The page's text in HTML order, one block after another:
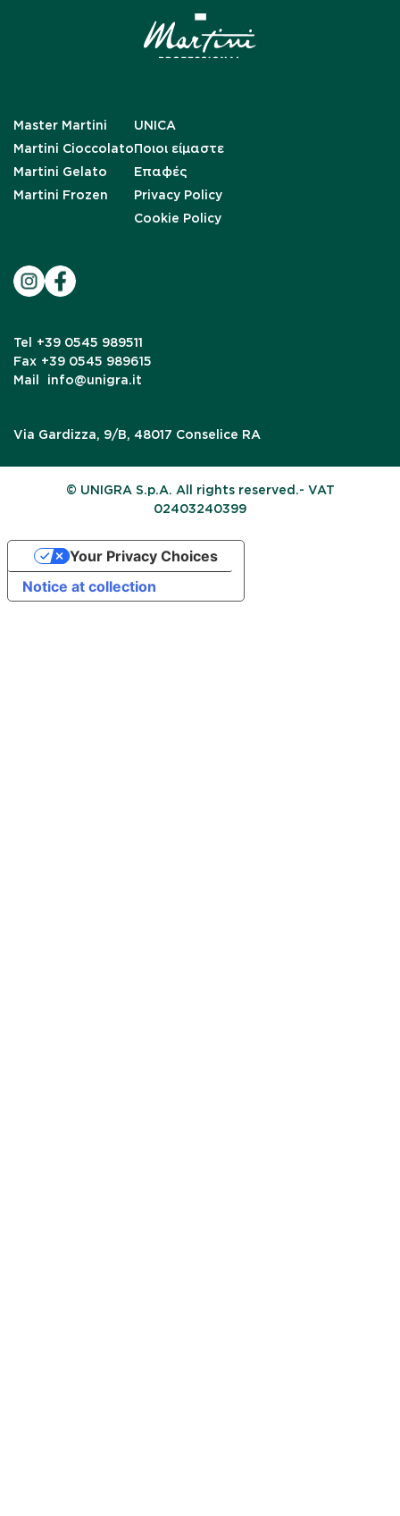
Master Martini
Martini Cioccolato
Martini Gelato
Martini Frozen
UNICA
Ποιοι είμαστε
Επαφές
Privacy Policy
Cookie Policy
Tel
+39 0545 989511
Fax +39 0545 989615
Mail
info@unigra.it
Via Gardizza, 9/B, 48017 Conselice RA
© UNIGRA S.p.A. All rights reserved.- VAT
02403240399
Notice at collection
Your Privacy Choices